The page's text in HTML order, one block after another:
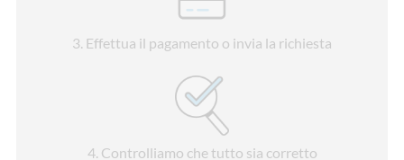
3. Effettua il pagamento o invia la richiesta
4. Controlliamo che tutto sia corretto